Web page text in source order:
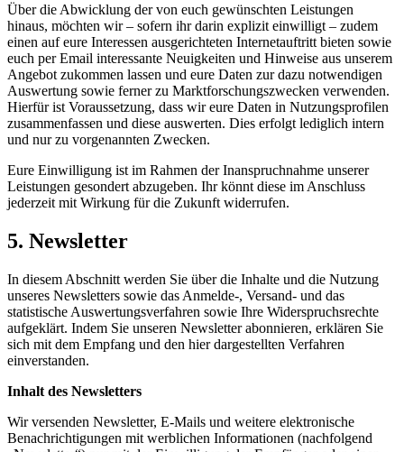
Über die Abwicklung der von euch gewünschten Leistungen
hinaus, möchten wir – sofern ihr darin explizit einwilligt – zudem
einen auf eure Interessen ausgerichteten Internetauftritt bieten sowie
euch per Email interessante Neuigkeiten und Hinweise aus unserem
Angebot zukommen lassen und eure Daten zur dazu notwendigen
Auswertung sowie ferner zu Marktforschungszwecken verwenden.
Hierfür ist Voraussetzung, dass wir eure Daten in Nutzungsprofilen
zusammenfassen und diese auswerten. Dies erfolgt lediglich intern
und nur zu vorgenannten Zwecken.
Eure Einwilligung ist im Rahmen der Inanspruchnahme unserer
Leistungen gesondert abzugeben. Ihr könnt diese im Anschluss
jederzeit mit Wirkung für die Zukunft widerrufen.
5. Newsletter
In diesem Abschnitt werden Sie über die Inhalte und die Nutzung
unseres Newsletters sowie das Anmelde-, Versand- und das
statistische Auswertungsverfahren sowie Ihre Widerspruchsrechte
aufgeklärt. Indem Sie unseren Newsletter abonnieren, erklären Sie
sich mit dem Empfang und den hier dargestellten Verfahren
einverstanden.
Inhalt des Newsletters
Wir versenden Newsletter, E-Mails und weitere elektronische
Benachrichtigungen mit werblichen Informationen (nachfolgend